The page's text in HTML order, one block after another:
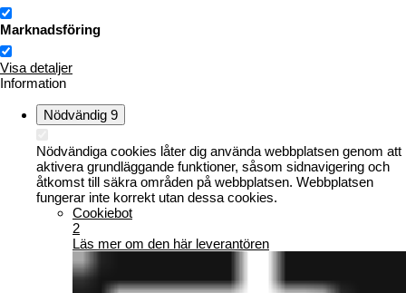
Marknadsföring
Visa detaljer
Information
Nödvändig 9
Nödvändiga cookies låter dig använda webbplatsen genom att
aktivera grundläggande funktioner, såsom sidnavigering och
åtkomst till säkra områden på webbplatsen. Webbplatsen
fungerar inte korrekt utan dessa cookies.
Cookiebot
2
Läs mer om den här leverantören